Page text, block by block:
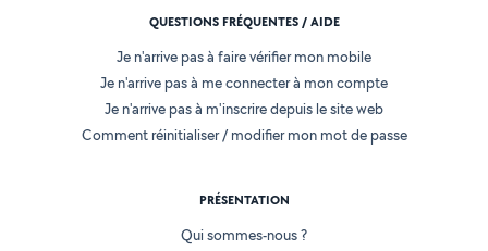
QUESTIONS FRÉQUENTES / AIDE
Je n'arrive pas à faire vérifier mon mobile
Je n'arrive pas à me connecter à mon compte
Je n'arrive pas à m'inscrire depuis le site web
Comment réinitialiser / modifier mon mot de passe
PRÉSENTATION
Qui sommes-nous ?